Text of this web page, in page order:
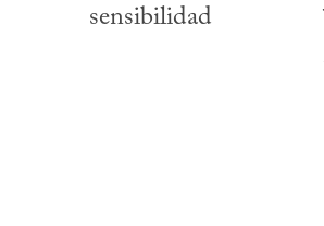
sensibilidad